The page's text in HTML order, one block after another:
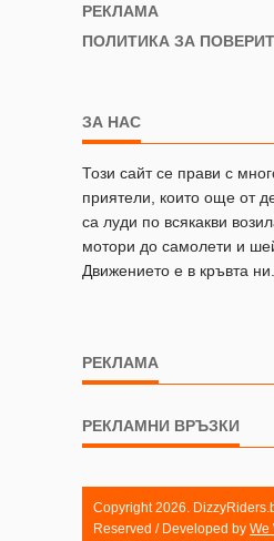
РЕКЛАМА
ПОЛИТИКА ЗА
ЗА НАС
Този сайт се прави с
приятели, които още от
са луди по всякакви
мотори до самолети и
Движението е в кръвта ни.
РЕКЛАМА
РЕКЛАМНИ ВРЪЗКИ
Copyright 2026.
Reserved / Developed by We